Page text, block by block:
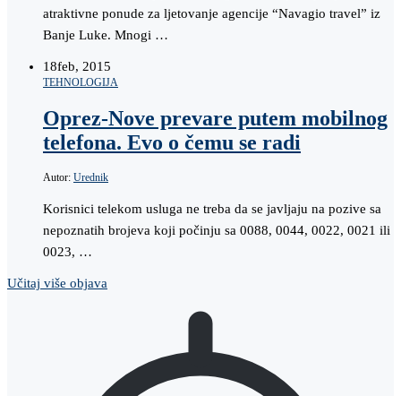
atraktivne ponude za ljetovanje agencije “Navagio travel” iz
Banje Luke. Mnogi …
18feb, 2015
TEHNOLOGIJA
Oprez-Nove prevare putem mobilnog
telefona. Evo o čemu se radi
Autor: Urednik
Korisnici telekom usluga ne treba da se javljaju na pozive sa
nepoznatih brojeva koji počinju sa 0088, 0044, 0022, 0021 ili
0023, …
Učitaj više objava